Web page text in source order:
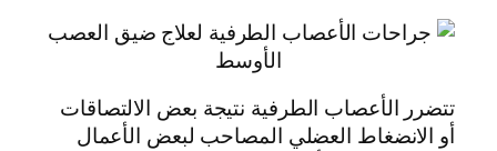
تتضرر الأعصاب الطرفية نتيجة بعض الالتصاقات
أو الانضغاط العضلي المصاحب لبعض الأعمال